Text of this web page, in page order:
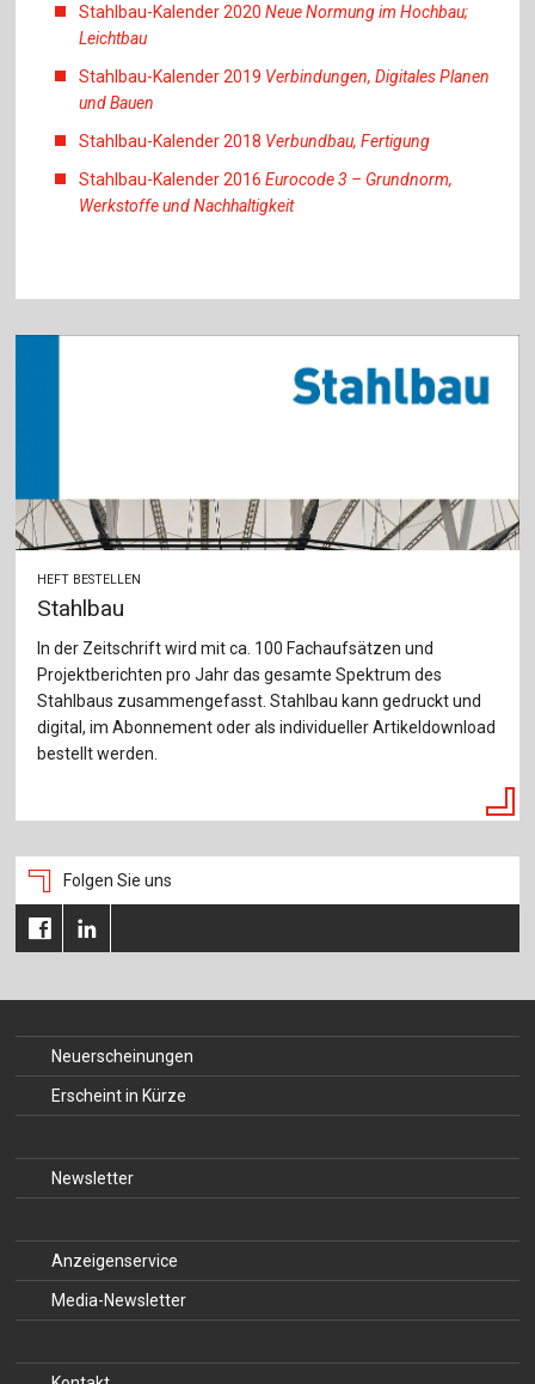
Stahlbau-Kalender 2020Neue Normung im Hochbau;
Leichtbau
Stahlbau-Kalender 2019 Verbindungen, Digitales Planen
und Bauen
Stahlbau-Kalender 2018 Verbundbau, Fertigung
Stahlbau-Kalender 2016Eurocode 3 – Grundnorm,
Werkstoffe und Nachhaltigkeit
HEFT BESTELLEN
Stahlbau
In der Zeitschrift wird mit ca. 100 Fachaufsätzen und
Projektberichten pro Jahr das gesamte Spektrum des
Stahlbaus zusammengefasst. Stahlbau kann gedruckt und
digital, im Abonnement oder als individueller Artikeldownload
bestellt werden.
Folgen Sie uns
Neuerscheinungen
Erscheint in Kürze
Newsletter
Anzeigenservice
Media-Newsletter